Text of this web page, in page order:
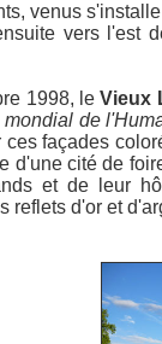
venus
vers l'est
1998, leVieux
de
ces façades
d'une cité de
et de leur
reflets d'or et